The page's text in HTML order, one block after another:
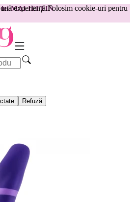
experiență.Folosim cookie-uri pentru
Refuză
lei MAI IEFTIN